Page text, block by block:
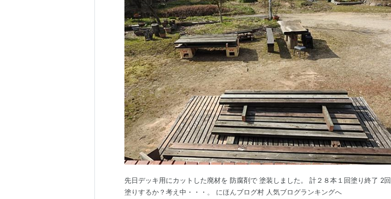
先日デッキ用にカットした廃材を 防腐剤で 塗装しました。 計２８本１回塗り終了 2回
塗りするか？考え中・・・。 にほんブログ村 人気ブログランキングへ